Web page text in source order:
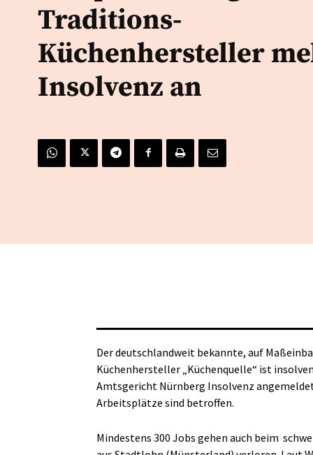
Traditions-
Küchenhersteller
Insolvenz an
Der deutschlandweit bekannte, auf
Küchenhersteller „Küchenquelle“ ist
Amtsgericht Nürnberg Insolvenz
Arbeitsplätze sind betroffen.
Mindestens 300 Jobs gehen auch beim